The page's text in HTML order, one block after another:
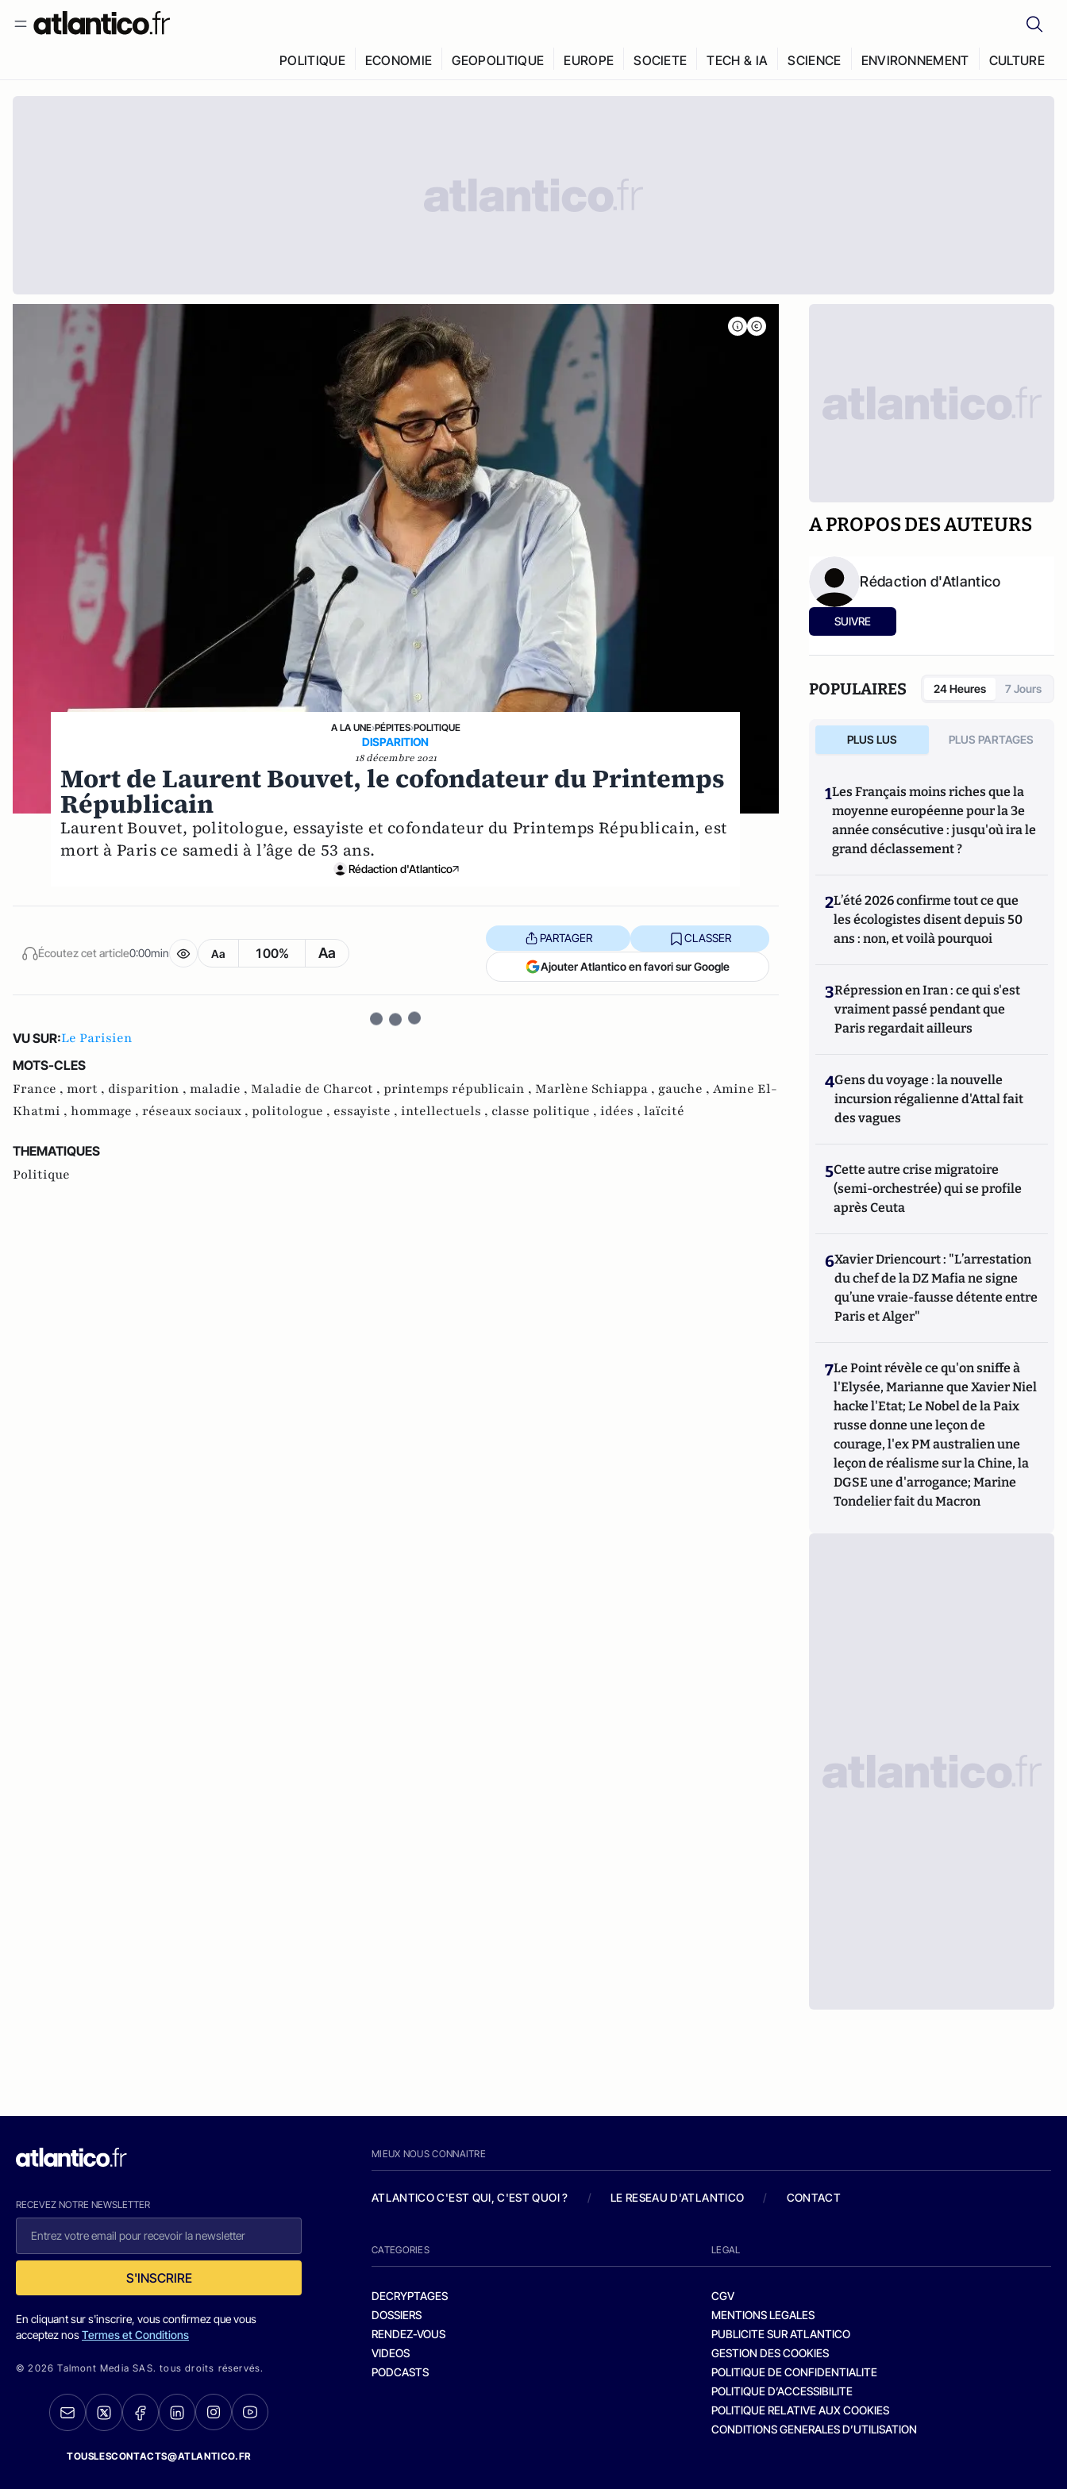
POLITIQUE ECONOMIE GEOPOLITIQUE EUROPE SOCIETE TECH & IA SCIENCE ENVIRONNEMENT CULTURE
A LA UNE›PÉPITES›POLITIQUE
DISPARITION
18 décembre 2021
Mort de Laurent Bouvet, le cofondateur du Printemps
Républicain
Laurent Bouvet, politologue, essayiste et cofondateur du Printemps Républicain, est
mort à Paris ce samedi à l’âge de 53 ans.
Rédaction d'Atlantico
Écoutez cet article0:00min Aa 100% Aa
PARTAGER CLASSER
Ajouter Atlantico en favori sur Google
VU SUR:Le Parisien
MOTS-CLES
France , mort , disparition , maladie , Maladie de Charcot , printemps républicain , Marlène Schiappa , gauche , Amine El-
Khatmi , hommage , réseaux sociaux , politologue , essayiste , intellectuels , classe politique , idées , laïcité
THEMATIQUES
Politique
A PROPOS DES AUTEURS
Rédaction d'Atlantico
SUIVRE
POPULAIRES 24 Heures 7 Jours
PLUS LUS PLUS PARTAGES
1Les Français moins riches que la
moyenne européenne pour la 3e
année consécutive : jusqu'où ira le
grand déclassement ?
2L’été 2026 confirme tout ce que
les écologistes disent depuis 50
ans : non, et voilà pourquoi
3Répression en Iran : ce qui s'est
vraiment passé pendant que
Paris regardait ailleurs
4Gens du voyage : la nouvelle
incursion régalienne d'Attal fait
des vagues
5Cette autre crise migratoire
(semi-orchestrée) qui se profile
après Ceuta
6Xavier Driencourt : "L’arrestation
du chef de la DZ Mafia ne signe
qu’une vraie-fausse détente entre
Paris et Alger"
7Le Point révèle ce qu'on sniffe à
l'Elysée, Marianne que Xavier Niel
hacke l'Etat; Le Nobel de la Paix
russe donne une leçon de
courage, l'ex PM australien une
leçon de réalisme sur la Chine, la
DGSE une d'arrogance; Marine
Tondelier fait du Macron
RECEVEZ NOTRE NEWSLETTER
S'INSCRIRE
En cliquant sur s'inscrire, vous confirmez que vous
acceptez nosTermes et Conditions
© 2026 Talmont Media SAS. tous droits réservés.
TOUSLESCONTACTS@ATLANTICO.FR
MIEUX NOUS CONNAITRE
ATLANTICO C'EST QUI, C'EST QUOI ? / LE RESEAU D'ATLANTICO / CONTACT
CATEGORIES
DECRYPTAGES
DOSSIERS
RENDEZ-VOUS
VIDEOS
PODCASTS
LEGAL
CGV
MENTIONS LEGALES
PUBLICITE SUR ATLANTICO
GESTION DES COOKIES
POLITIQUE DE CONFIDENTIALITE
POLITIQUE D’ACCESSIBILITE
POLITIQUE RELATIVE AUX COOKIES
CONDITIONS GENERALES D’UTILISATION